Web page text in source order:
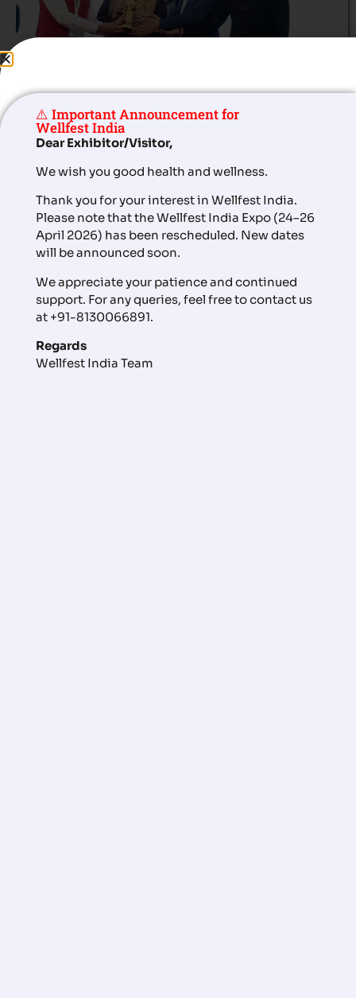
घोषणा
JV Media
⚠️ Important Announcement for
Wellfest India
Dear Exhibitor/Visitor,
We wish you good health and wellness.
Thank you for your interest in Wellfest India.
Please note that the Wellfest India Expo (24–26
April 2026) has been rescheduled. New dates
will be announced soon.
We appreciate your patience and continued
support. For any queries, feel free to contact us
at +91-8130066891.
Regards
Wellfest India Team